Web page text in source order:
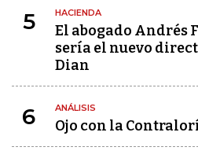
5 HACIENDA
El abogado Andrés
sería el nuevo
Dian
6 ANÁLISIS
Ojo con la